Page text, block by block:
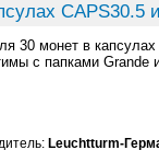
CAPS30.5
30 монет в
с папками Grande
Leuchtturm-